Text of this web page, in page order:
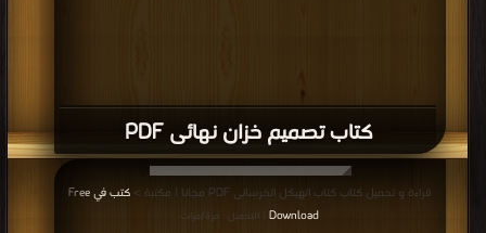
كتاب تصميم خزان نهائى PDF
قراءة و تحميل كتاب كتاب الهيكل الخرسانى PDF مجانا | مكتبة >
كتب في Free
Download | التحميل : مرة/مرات